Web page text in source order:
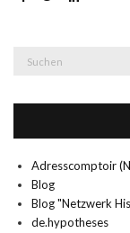
Adresscomptoir
Blog
Blog "Netzwerk
de.hypotheses